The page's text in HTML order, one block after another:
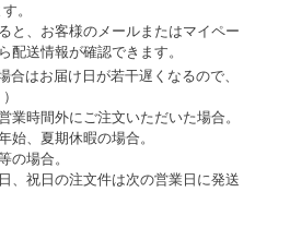
。
と、お客様のメールまたはマイペー
配送情報が確認できます。
合はお届け日が若干遅くなるので、
業時間外にご注文いただいた場合。
始、夏期休暇の場合。
の場合。
、祝日の注文件は次の営業日に発送